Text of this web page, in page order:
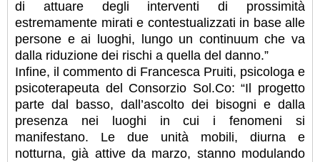
di attuare degli interventi di prossimità
estremamente mirati e contestualizzati in base alle
persone e ai luoghi, lungo un continuum che va
dalla riduzione dei rischi a quella del danno.”
Infine, il commento di Francesca Pruiti, psicologa e
psicoterapeuta del Consorzio Sol.Co: “Il progetto
parte dal basso, dall’ascolto dei bisogni e dalla
presenza nei luoghi in cui i fenomeni si
manifestano. Le due unità mobili, diurna e
notturna, già attive da marzo, stanno modulando